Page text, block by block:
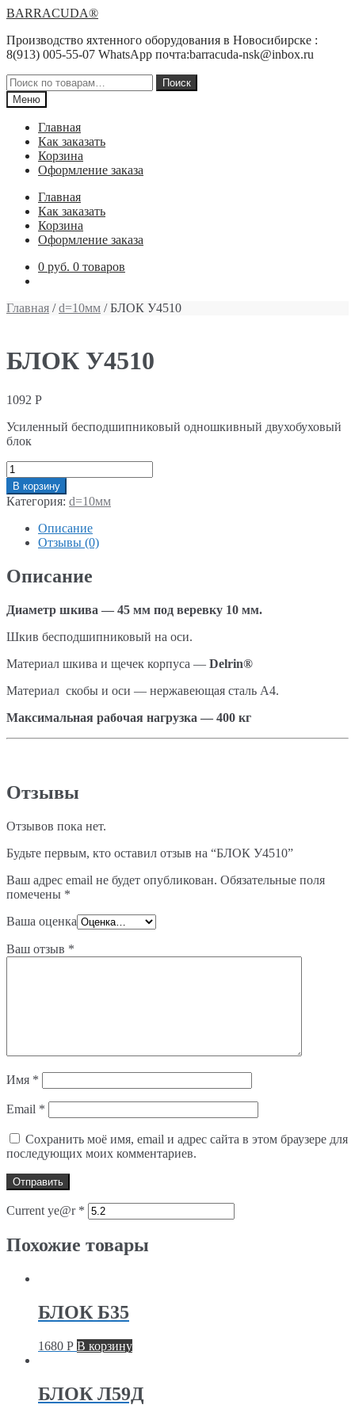
Перейти
навигации
Перейти
содержимому
BARRACUDA®
Производство яхтенного оборудования в Новосибирске :
8(913) 005-55-07 WhatsApp почта:barracuda-nsk@inbox.ru
Искать:
Поиск
Меню
Главная
Как заказать
Корзина
Оформление заказа
Главная
Как заказать
Корзина
Оформление заказа
0 руб. 0 товаров
Главная /d=10мм / БЛОК У4510
БЛОК У4510
1092 Р
Усиленный бесподшипниковый одношкивный двухобуховый
блок
Количество
В корзину
Категория: d=10мм
Описание
Отзывы (0)
Описание
Диаметр шкива — 45 мм под веревку 10 мм.
Шкив бесподшипниковый на оси.
Материал шкива и щечек корпуса — Delrin®
Материал скобы и оси — нержавеющая сталь А4.
Максимальная рабочая нагрузка — 400 кг
Отзывы
Отзывов пока нет.
Будьте первым, кто оставил отзыв на “БЛОК У4510”
Ваш адрес email не будет опубликован. Обязательные поля
помечены *
Ваша оценка
Ваш отзыв *
Имя *
Email *
Сохранить моё имя, email и адрес сайта в этом браузере для
последующих моих комментариев.
Current ye@r *
Похожие товары
БЛОК Б35
1680 Р В корзину
БЛОК Л59Д